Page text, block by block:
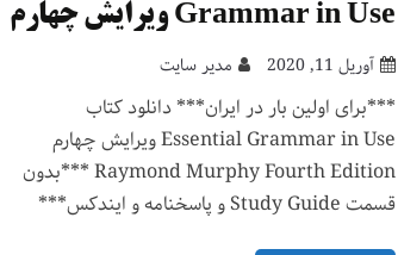
Grammar in Use ویرایش چهارم
آوریل 11, 2020 مدیر سایت
***برای اولین بار در ایران*** دانلود کتاب
Essential Grammar in Use ویرایش چهارم
Raymond Murphy Fourth Edition ***بدون
قسمت Study Guide و پاسخنامه و ایندکس***